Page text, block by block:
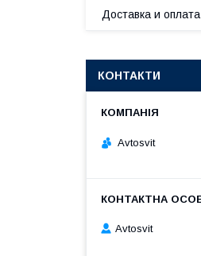
Доставка и оплата
КОНТАКТИ
Avtosvit
Avtosvit